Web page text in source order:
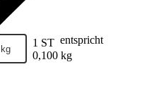
kg 1 ST entspricht
0,100 kg